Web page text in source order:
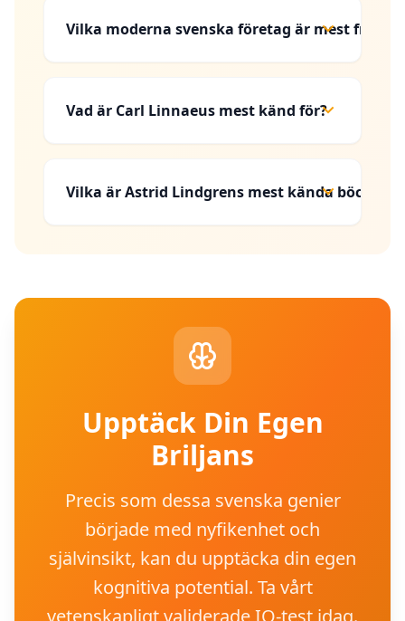
Vilka moderna svenska företag är mest
Vad är Carl Linnaeus mest känd för?
Vilka är Astrid Lindgrens mest kända böcker?
Upptäck Din Egen
Briljans
Precis som dessa svenska genier
började med nyfikenhet och
självinsikt, kan du upptäcka din egen
kognitiva potential. Ta vårt
vetenskapligt validerade IQ-test idag.